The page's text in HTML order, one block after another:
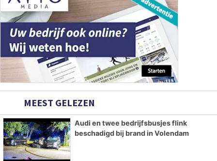
MEEST GELEZEN
Audi en twee bedrijfsbusjes flink
beschadigd bij brand in Volendam